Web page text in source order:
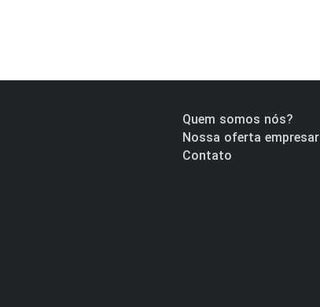
Quem somos nós?
Nossa oferta
Contato